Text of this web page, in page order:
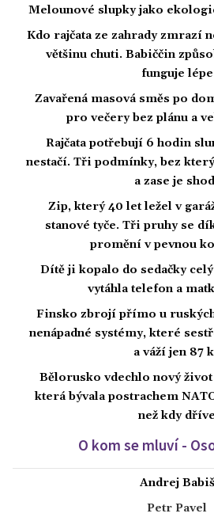
Melounové slupky jako
Kdo rajčata ze zahrady zmrazí
většinu chuti. Babiččin
funguje lépe
Zavařená masová směs po
pro večery bez plánu a
Rajčata potřebují 6 hodin
nestačí. Tři podmínky, bez
a zase je
Zip, který 40 let ležel v
stanové tyče. Tři pruhy se
promění v pevnou
Dítě ji kopalo do sedačky
vytáhla telefon a
Finsko zbrojí přímo u
nenápadné systémy, které
a váží jen 87
Bělorusko vdechlo nový život
která bývala postrachem
než kdy dříve
O kom se mluví -
Andrej Babiš
Petr Pavel